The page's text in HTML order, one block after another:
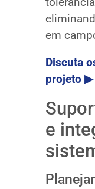
em
Discuta
projeto ▶
e